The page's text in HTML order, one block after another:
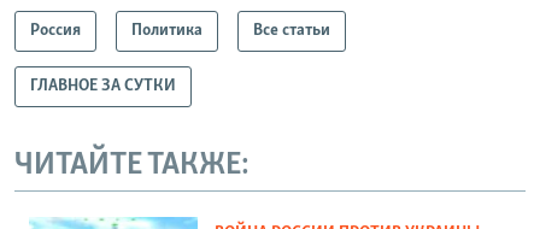
Россия Политика Все статьи
ГЛАВНОЕ ЗА СУТКИ
ЧИТАЙТЕ ТАКЖЕ: